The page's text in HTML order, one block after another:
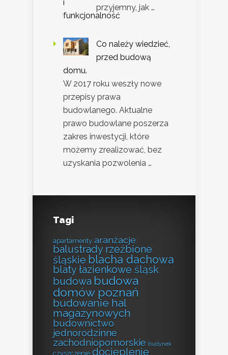
przyjemny, jak …
Co należy wiedzieć,
przed budową
domu.
W 2017 roku weszły nowe
przepisy prawa
budowlanego. Aktualne
prawo budowlane poszerza
zakres inwestycji, które
możemy zrealizować, bez
uzyskania pozwolenia …
Tagi
apartamenty aranżacje
balustrady rzeźbione
śląskie blacha dachowa
blaty łazienkowe śląsk
budowa budowa
domów poznań
budowanie hal
magazynowych
budownictwo
jednorodzinne
zachodniopomorskie budynek
czyszczenie docieplenie